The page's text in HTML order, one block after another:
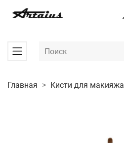
Главная Кисти для макияжа